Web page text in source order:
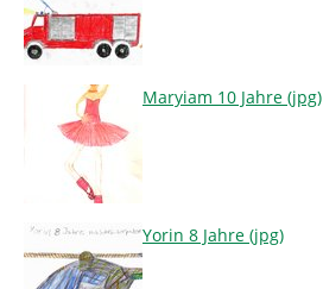
Maryiam 10 Jahre (jpg)
Yorin 8 Jahre (jpg)